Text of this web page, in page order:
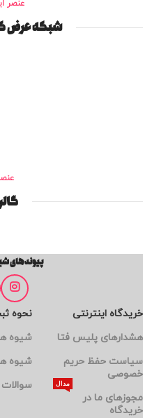
عنصر
شبکه عرض
پیوندهای
نحوه
شیوه
شیوه
خریدگاه اینترنتی
هشدارهای پلیس فتا
سیاست حفظ حریم
خصوصی
مجوزهای ما در
خریدگاه
مدال